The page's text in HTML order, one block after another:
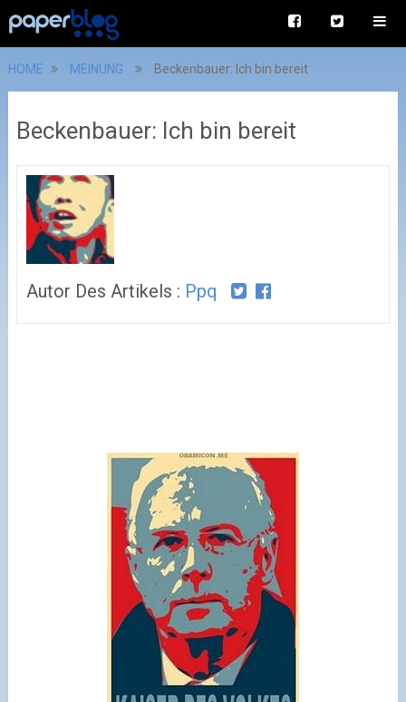
HOME MEINUNG Beckenbauer: Ich bin bereit
Beckenbauer: Ich bin bereit
Autor Des Artikels : Ppq